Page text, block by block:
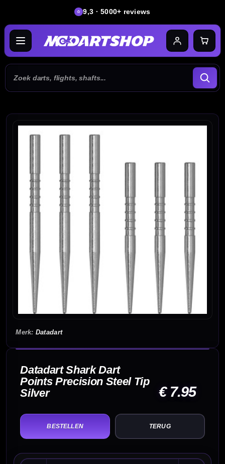
9,3 · 5000+ reviews
Datadart
Datadart Shark Dart
Points Precision Steel Tip
Silver
€ 7.95
TERUG